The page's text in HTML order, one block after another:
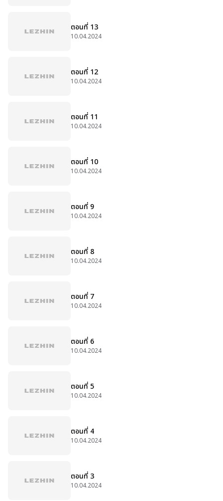
ตอนที่ 13
10.04.2024
ตอนที่ 12
10.04.2024
ตอนที่ 11
10.04.2024
ตอนที่ 10
10.04.2024
ตอนที่ 9
10.04.2024
ตอนที่ 8
10.04.2024
ตอนที่ 7
10.04.2024
ตอนที่ 6
10.04.2024
ตอนที่ 5
10.04.2024
ตอนที่ 4
10.04.2024
ตอนที่ 3
10.04.2024